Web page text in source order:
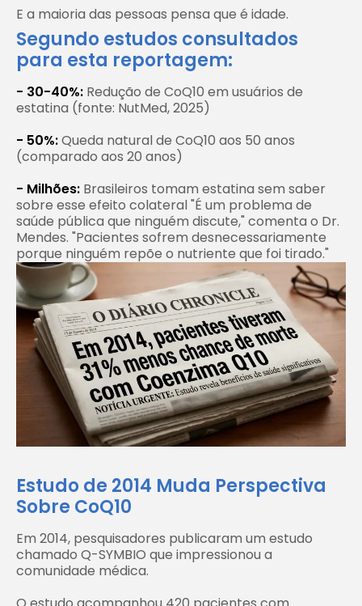
E a maioria das pessoas pensa que é idade.
Segundo estudos consultados
para esta reportagem:
- 30-40%: Redução de CoQ10 em usuários de
estatina (fonte: NutMed, 2025)
- 50%:Queda natural de CoQ10 aos 50 anos
(comparado aos 20 anos)
- Milhões: Brasileiros tomam estatina sem saber
sobre esse efeito colateral "É um problema de
saúde pública que ninguém discute," comenta o Dr.
Mendes. "Pacientes sofrem desnecessariamente
porque ninguém repõe o nutriente que foi tirado."
Estudo de 2014 Muda Perspectiva
Sobre CoQ10
Em 2014, pesquisadores publicaram um estudo
chamado Q-SYMBIO que impressionou a
comunidade médica.